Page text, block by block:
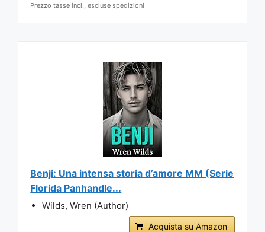
Prezzo tasse incl., escluse spedizioni
Benji: Una intensa storia d’amore MM (Serie
Florida Panhandle...
Wilds, Wren (Author)
Acquista su Amazon